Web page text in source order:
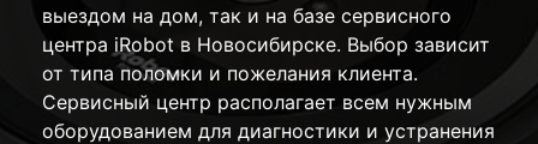
выездом на дом, так и на базе сервисного
центра iRobot в Новосибирске. Выбор зависит
от типа поломки и пожелания клиента.
Сервисный центр располагает всем нужным
оборудованием для диагностики и устранения